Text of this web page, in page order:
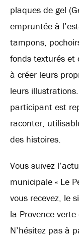
plaques de gel
empruntée à
tampons,
fonds texturés et
à créer leurs
leurs
participant est
raconter,
des histoires.
Vous suivez
municipale « Le
vous recevez, le
la Provence
N’hésitez pas à